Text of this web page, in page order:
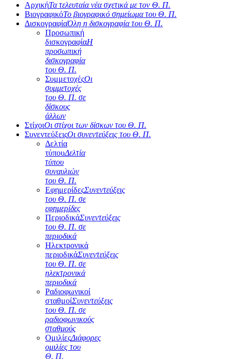
ΑρχικήΤα τελευταία νέα σχετικά με τον Θ. Π.
ΒιογραφικόΤο βιογραφικό σημείωμα του Θ. Π.
ΔισκογραφίαΌλη η δισκογραφία του Θ. Π.
Προσωπική
δισκογραφίαΗ
προσωπική
δισκογραφία
του Θ. Π.
ΣυμμετοχέςΟι
συμμετοχές
του Θ. Π. σε
δίσκους
άλλων
ΣτίχοιΟι στίχοι των δίσκων του Θ. Π.
ΣυνεντεύξειςΟι συνεντεύξεις του Θ. Π.
Δελτία
τύπουΔελτία
τύπου
συναυλιών
του Θ. Π.
ΕφημερίδεςΣυνεντεύξεις
του Θ. Π. σε
εφημερίδες
ΠεριοδικάΣυνεντεύξεις
του Θ. Π. σε
περιοδικά
Ηλεκτρονικά
περιοδικάΣυνεντεύξεις
του Θ. Π. σε
ηλεκτρονικά
περιοδικά
Ραδιοφωνικοί
σταθμοίΣυνεντεύξεις
του Θ. Π. σε
ραδιοφωνικούς
σταθμούς
ΟμιλίεςΔιάφορες
ομιλίες του
Θ. Π.